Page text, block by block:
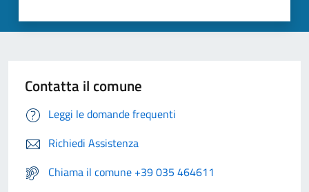
Contatta il comune
Leggi le domande frequenti
Richiedi Assistenza
Chiama il comune +39 035 464611